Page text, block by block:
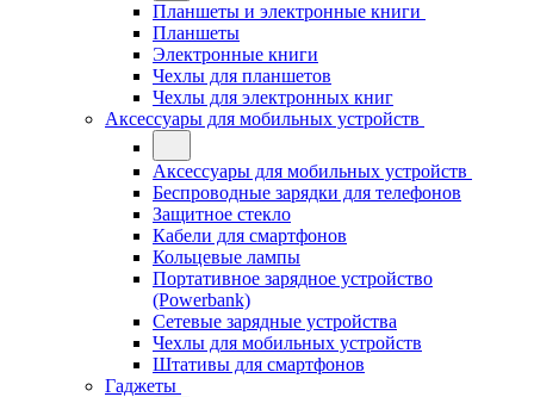
Планшеты и электронные книги
Планшеты
Электронные книги
Чехлы для планшетов
Чехлы для электронных книг
Аксессуары для мобильных устройств
Аксессуары для мобильных устройств
Беспроводные зарядки для телефонов
Защитное стекло
Кабели для смартфонов
Кольцевые лампы
Портативное зарядное устройство
(Powerbank)
Сетевые зарядные устройства
Чехлы для мобильных устройств
Штативы для смартфонов
Гаджеты